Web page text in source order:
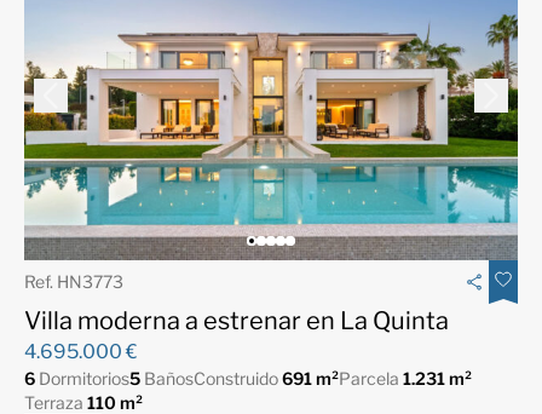
Ref. HN3773
Villa moderna a estrenar en La Quinta
4.695.000 €
6 Dormitorios5 BañosConstruido691 m²Parcela 1.231 m²
Terraza 110 m²